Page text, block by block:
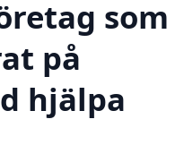
som
på
hjälpa